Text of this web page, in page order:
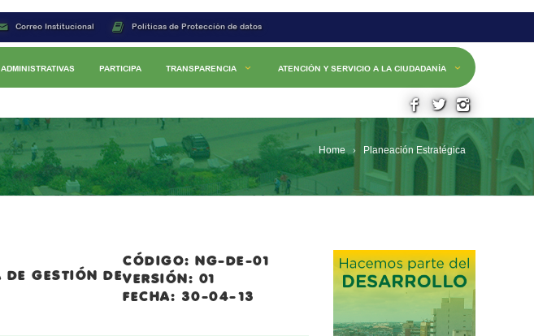
Políticas de Protección de datos
Correo Institucional
PARTICIPA TRANSPARENCIA ATENCIÓN Y SERVICIO A LA CIUDADANÍA
Home Planeación Estratégica
DE GESTIÓN DE
CÓDIGO: NG-DE-01
VERSIÓN: 01
FECHA: 30-04-13